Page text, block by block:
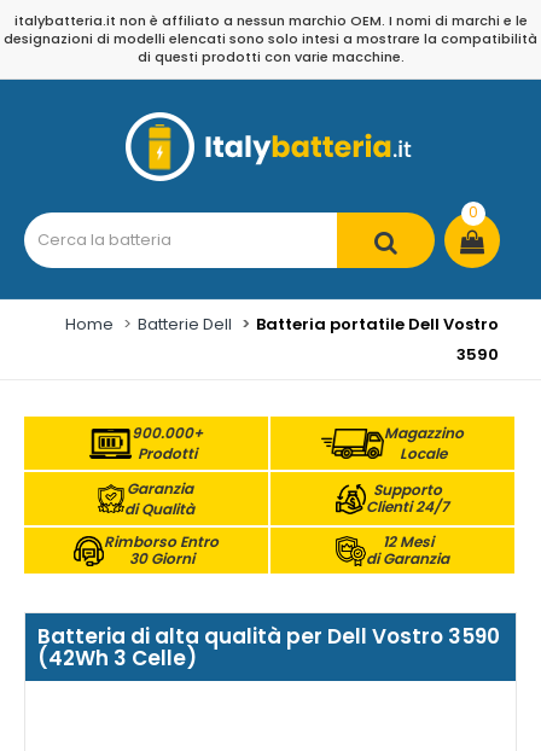
italybatteria.it non è affiliato a nessun marchio OEM. I nomi di marchi e le
designazioni di modelli elencati sono solo intesi a mostrare la compatibilità
di questi prodotti con varie macchine.
0
Home Batterie Dell
Batteria portatile Dell Vostro
3590
900.000+
Prodotti
Magazzino
Locale
Garanzia
di Qualità
Supporto
Clienti 24/7
Rimborso Entro
30 Giorni
12 Mesi
di Garanzia
Batteria di alta qualità per Dell Vostro 3590
(42Wh 3 Celle)